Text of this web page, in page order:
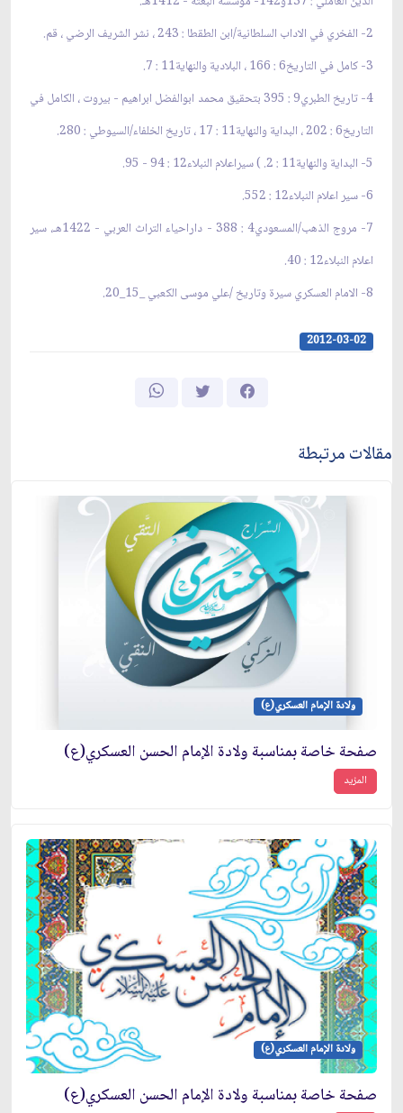
2- الفخري في الاداب السلطانية/ابن الطقطا : 243 ، نشر الشريف الرضي ، قم.
3- كامل في التاريخ6 : 166 ، البلادية والنهاية11 : 7.
4- تاريخ الطبري9 : 395 بتحقيق محمد ابوالفضل ابراهيم - بيروت ، الكامل في
التاريخ6 : 202 ، البداية والنهاية11 : 17 ، تاريخ الخلفاء/السيوطي : 280.
5- البداية والنهاية11 : 2. ) سيراعلام النبلاء12 : 94 - 95.
6- سير اعلام النبلاء12 : 552.
7- مروج الذهب/المسعودي4 : 388 - داراحياء التراث العربي - 1422هـ، سير
اعلام النبلاء12 : 40.
8- الامام العسكري سيرة وتاريخ /علي موسى الكعبي _15_20.
2012-03-02
مقالات مرتبطة
ولادة الإمام العسكري(ع)
صفحة خاصة بمناسبة ولادة الإمام الحسن العسكري(ع)
المزيد
ولادة الإمام العسكري(ع)
صفحة خاصة بمناسبة ولادة الإمام الحسن العسكري(ع)